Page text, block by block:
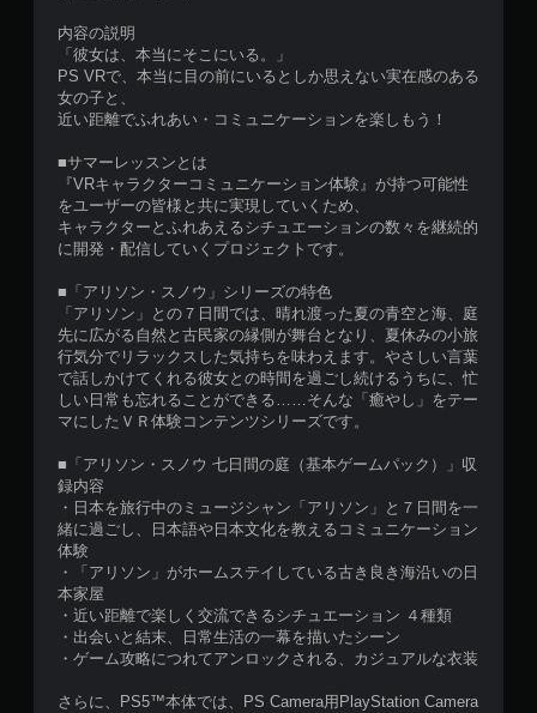
内容の説明
「彼女は、本当にそこにいる。」
PS VRで、本当に目の前にいるとしか思えない実在感のある
女の子と、
近い距離でふれあい・コミュニケーションを楽しもう！
■サマーレッスンとは
『VRキャラクターコミュニケーション体験』が持つ可能性
をユーザーの皆様と共に実現していくため、
キャラクターとふれあえるシチュエーションの数々を継続的
に開発・配信していくプロジェクトです。
■「アリソン・スノウ」シリーズの特色
「アリソン」との７日間では、晴れ渡った夏の青空と海、庭
先に広がる自然と古民家の縁側が舞台となり、夏休みの小旅
行気分でリラックスした気持ちを味わえます。やさしい言葉
で話しかけてくれる彼女との時間を過ごし続けるうちに、忙
しい日常も忘れることができる……そんな「癒やし」をテー
マにしたＶＲ体験コンテンツシリーズです。
■「アリソン・スノウ 七日間の庭（基本ゲームパック）」収
録内容
・日本を旅行中のミュージシャン「アリソン」と７日間を一
緒に過ごし、日本語や日本文化を教えるコミュニケーション
体験
・「アリソン」がホームステイしている古き良き海沿いの日
本家屋
・近い距離で楽しく交流できるシチュエーション ４種類
・出会いと結末、日常生活の一幕を描いたシーン
・ゲーム攻略につれてアンロックされる、カジュアルな衣装
さらに、PS5™本体では、PS Camera用PlayStation Camera